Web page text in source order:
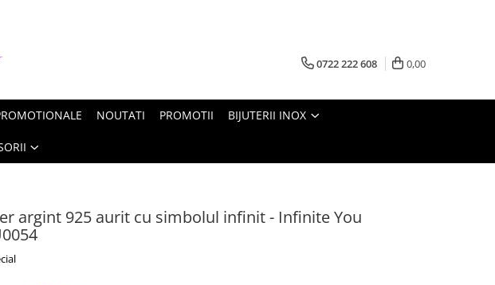
0722 222 608 0,00
NOUTATI PROMOTII BIJUTERII INOX
argint 925 aurit cu simbolul infinit - Infinite You